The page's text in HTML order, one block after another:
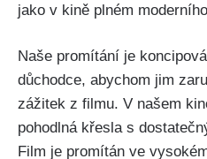
jako v kině plném
Naše promítání je
důchodce, abychom jim
zážitek z filmu. V našem
pohodlná křesla s
Film je promítán ve